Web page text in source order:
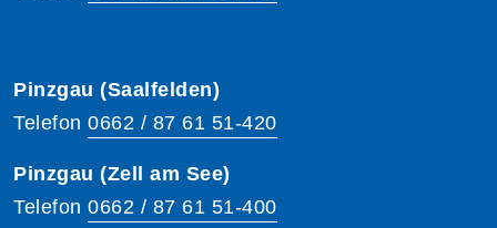
Pinzgau (Saalfelden)
Telefon 0662 / 87 61 51-420
Pinzgau (Zell am See)
Telefon 0662 / 87 61 51-400